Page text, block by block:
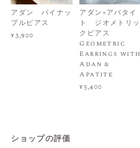
アダン パイナッ
プルピアス
¥3,900
アダン×アパタイ
ト ジオメトリッ
クピアス
Geometric
Earrings with
Adan &
Apatite
¥5,400
ショップの評価